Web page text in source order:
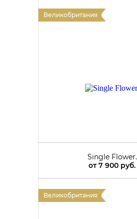
Великобритания
Single Flower.
от7 900 руб.
Великобритания